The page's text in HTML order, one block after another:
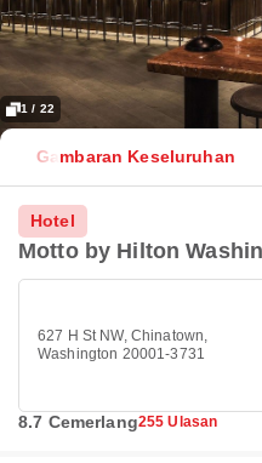
1 / 22
Gambaran Keseluruhan
Hotel
Motto by Hilton
627 H St NW, Chinatown,
Washington 20001-3731
8.7 Cemerlang255 Ulasan